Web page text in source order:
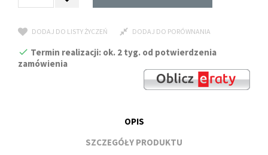
DODAJ DO LISTY ŻYCZEŃ DODAJ DO PORÓWNANIA
Termin realizacji: ok. 2 tyg. od potwierdzenia
zamówienia
OPIS
SZCZEGÓŁY PRODUKTU